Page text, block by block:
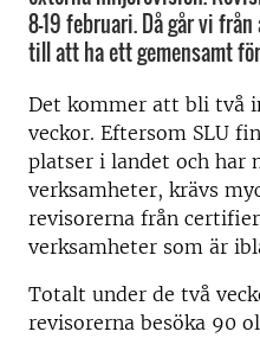
8-19 februari. Då går vi
till att ha ett gemensamt
Det kommer att bli två
veckor. Eftersom SLU
platser i landet och har
verksamheter, krävs
revisorerna från
verksamheter som är
Totalt under de två
revisorerna besöka 90